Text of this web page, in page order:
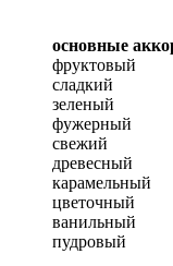
основные
фруктовый
сладкий
зеленый
фужерный
свежий
древесный
карамельный
цветочный
ванильный
пудровый